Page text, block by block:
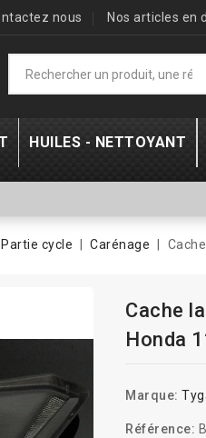
nous Nos articles en
HUILES - NETTOYANT
Partie cycle Carénage
Cache
Honda
Marque:
Référence: